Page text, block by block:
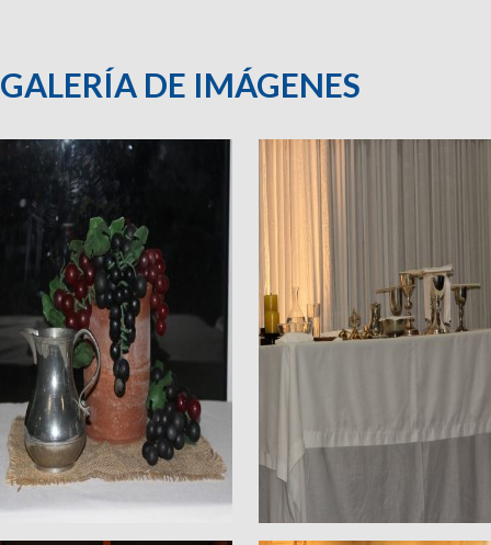
GALERÍA DE IMÁGENES